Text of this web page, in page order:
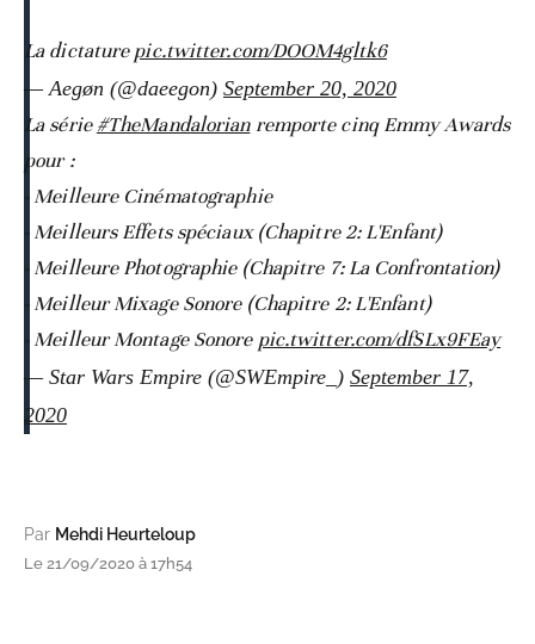
La dictaturepic.twitter.com/DOOM4gltk6
— Aegøn (@daeegon) September 20, 2020
La série#TheMandalorianremporte cinq Emmy Awards
pour :
- Meilleure Cinématographie
- Meilleurs Effets spéciaux (Chapitre 2: L'Enfant)
- Meilleure Photographie (Chapitre 7: La Confrontation)
- Meilleur Mixage Sonore (Chapitre 2: L'Enfant)
- Meilleur Montage Sonore pic.twitter.com/dfSLx9FEay
— Star Wars Empire (@SWEmpire_) September 17,
2020
Par Mehdi Heurteloup
Le 21/09/2020 à 17h54